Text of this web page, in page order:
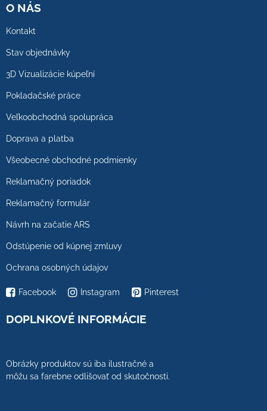
O NÁS
Kontakt
Stav objednávky
3D Vizualizácie kúpeľní
Pokladačské práce
Veľkoobchodná spolupráca
Doprava a platba
Všeobecné obchodné podmienky
Reklamačný poriadok
Reklamačný formulár
Návrh na začatie ARS
Odstúpenie od kúpnej zmluvy
Ochrana osobných údajov
Facebook Instagram Pinterest
DOPLNKOVÉ INFORMÁCIE
Obrázky produktov sú iba ilustračné a
môžu sa farebne odlišovať od skutočnosti.